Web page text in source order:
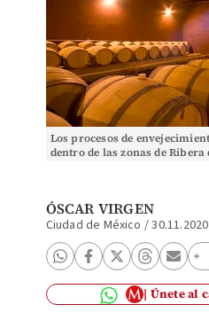
Los procesos de
dentro de las zonas de
ÓSCAR VIRGEN
Ciudad de México /
Únete al